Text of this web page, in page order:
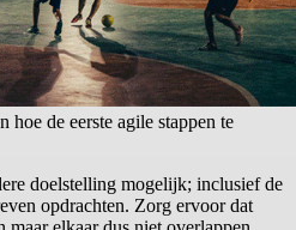
hoe de eerste agile stappen te
doelstelling mogelijk; inclusief de
opdrachten. Zorg ervoor dat